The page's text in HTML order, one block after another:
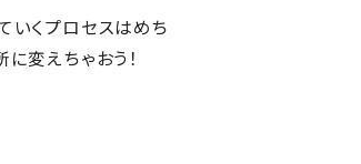
いくプロセスはめち
変えちゃおう！